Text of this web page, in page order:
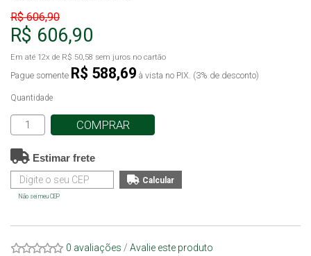
R$ 606,90
R$ 606,90
Em até 12x de R$ 50,58 sem juros no cartão
Pague somente R$ 588,69 à vista no PIX. (3% de desconto)
Quantidade
COMPRAR
Estimar frete
Não sei meu CEP
0 avaliações / Avalie este produto